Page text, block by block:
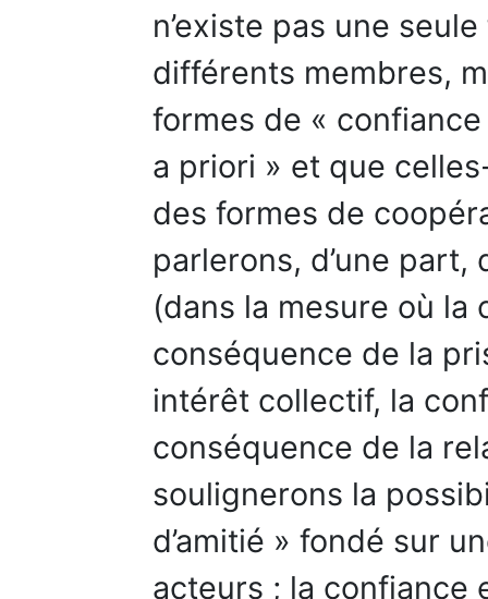
n’existe pas une
différents membres,
formes de «
a priori » et que
des formes de
parlerons, d’une
(dans la mesure où la
conséquence de la
intérêt collectif, la
conséquence de la
soulignerons la
d’amitié » fondé sur
acteurs ; la confiance